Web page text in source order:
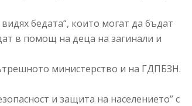
бедата“, които могат да бъдат
в помощ на деца на загинали и
министерство и на ГДПБЗН.
и защита на населението” с